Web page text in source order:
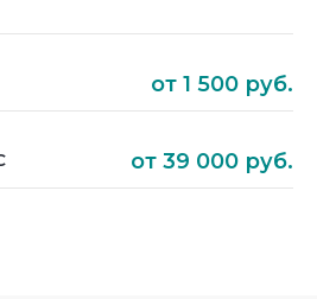
от 1 500 руб.
от 39 000 руб.